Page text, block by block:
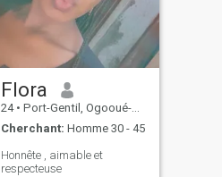
Flora
24 • Port-Gentil, Ogooué-Maritime, Gabon
Cherchant: Homme 30 - 45
Honnête , aimable et
respecteuse